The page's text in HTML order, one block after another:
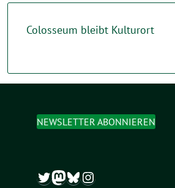
Colosseum bleibt Kulturort
NEWSLETTER ABONNIEREN
Twitter
Mastodon
Bluesky
Instagram